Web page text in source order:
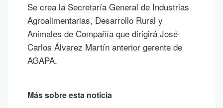
General de Industrias
Desarrollo Rural y
que dirigirá José
Martín anterior gerente de
noticia
un atardecer